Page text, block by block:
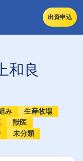
出資申込
和良
み
生産牧場
獣医
未分類